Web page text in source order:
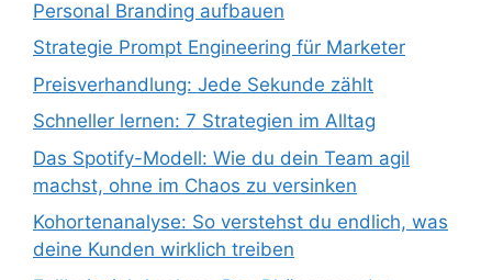
Personal Branding aufbauen
Strategie Prompt Engineering für Marketer
Preisverhandlung: Jede Sekunde zählt
Schneller lernen: 7 Strategien im Alltag
Das Spotify-Modell: Wie du dein Team agil
machst, ohne im Chaos zu versinken
Kohortenanalyse: So verstehst du endlich, was
deine Kunden wirklich treiben